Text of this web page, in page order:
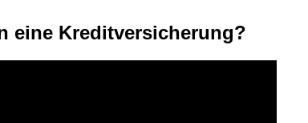
eine Kreditversicherung?